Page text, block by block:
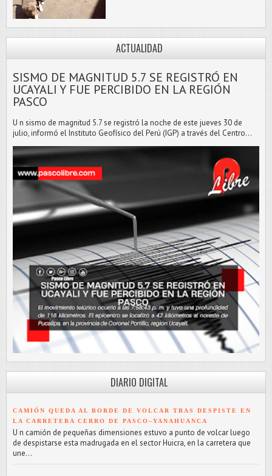
ACTUALIDAD
SISMO DE MAGNITUD 5.7 SE REGISTRÓ EN
UCAYALI Y FUE PERCIBIDO EN LA REGIÓN
PASCO
U n sismo de magnitud 5.7 se registró la noche de este jueves 30 de
julio, informó el Instituto Geofísico del Perú (IGP) a través del Centro...
DIARIO DIGITAL
CAMIÓN QUEDA AL BORDE DE VOLCAR TRAS DESPISTE EN
LA CARRETERA CERRO DE PASCO–YANAHUANCA
U n camión de pequeñas dimensiones estuvo a punto de volcar luego
de despistarse esta madrugada en el sector Huicra, en la carretera que
une...